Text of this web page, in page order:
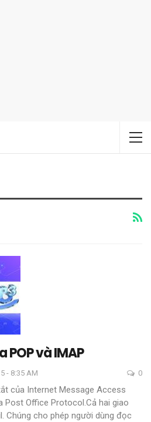
POP và IMAP
- 8:35 AM 0
của Internet Message Access
Post Office Protocol.Cả hai giao
Chúng cho phép người dùng đọc